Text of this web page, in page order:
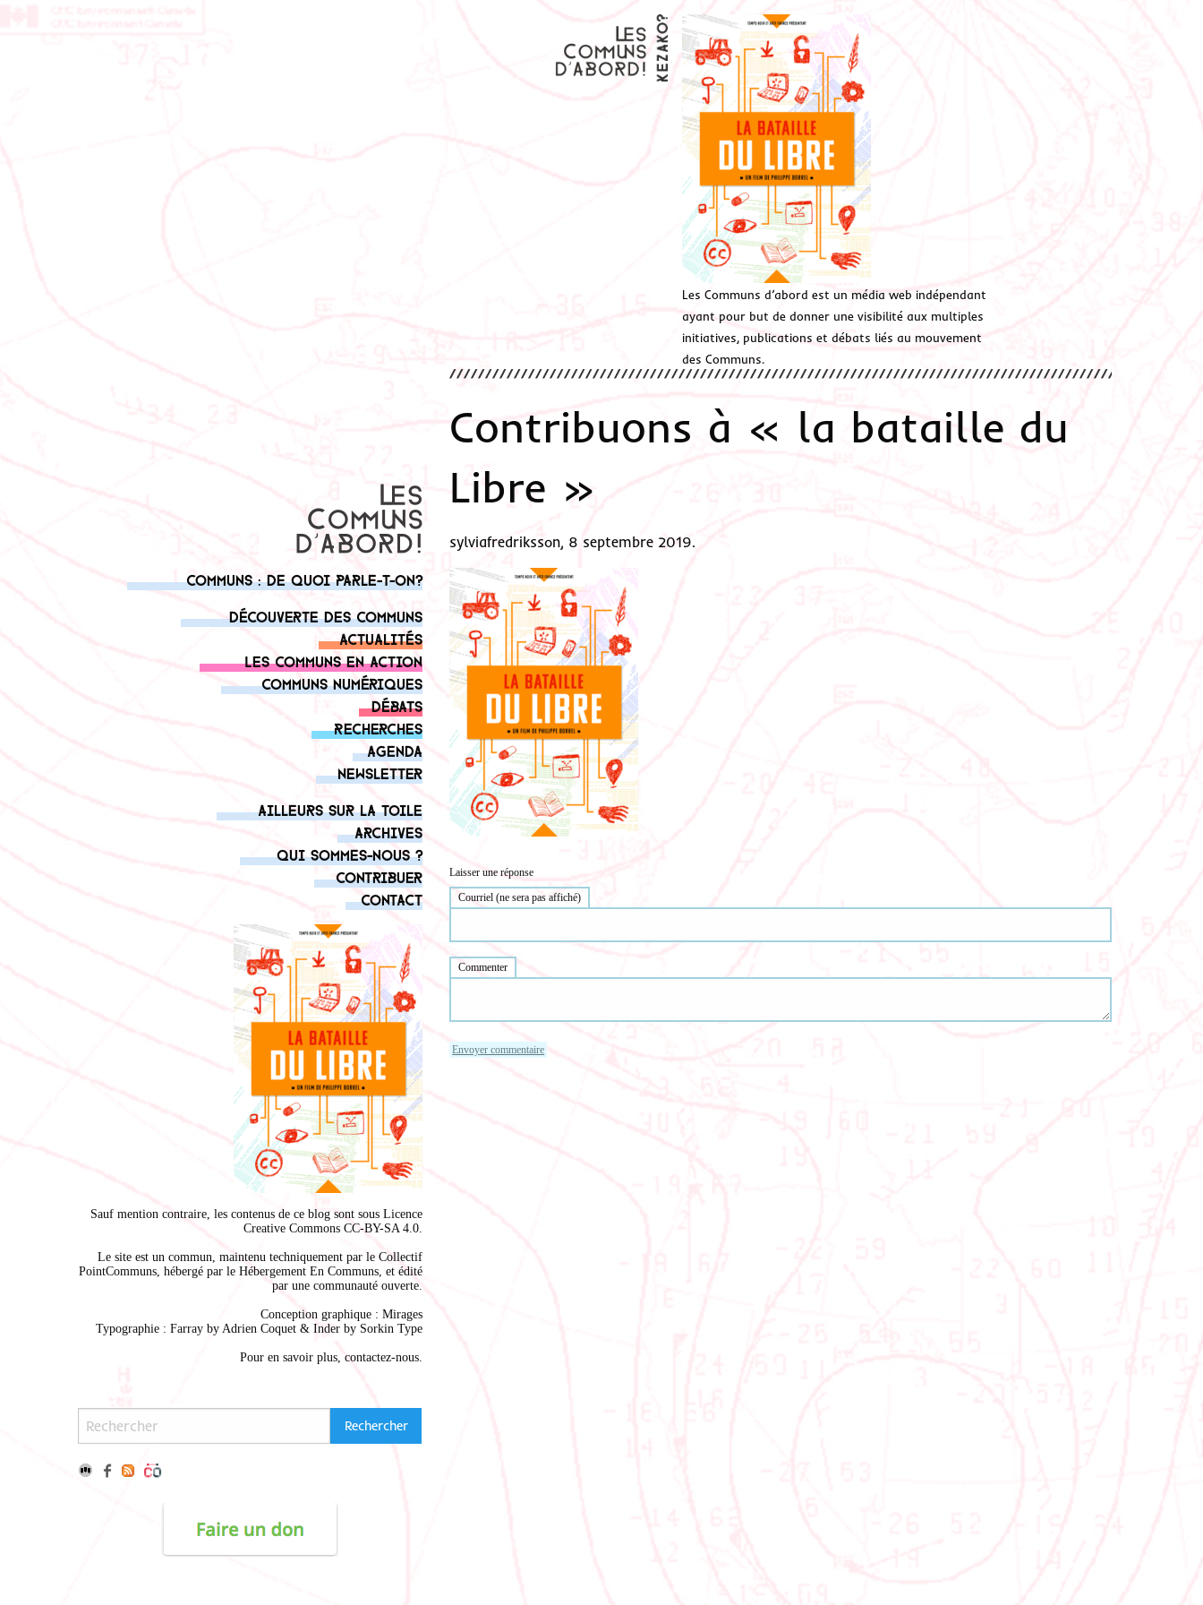
Les Communs d’abord est un média web indépendant
ayant pour but de donner une visibilité aux multiples
initiatives, publications et débats liés au mouvement
des Communs.
Communs : de quoi parle-t-on?
Découverte des communs
Actualités
Les communs en action
Communs numériques
Débats
Recherches
Agenda
Newsletter
Ailleurs sur la toile
Archives
Qui sommes-nous ?
Contribuer
Contact
Sauf mention contraire, les contenus de ce blog sont sous Licence
Creative Commons CC-BY-SA 4.0.
Le site est un commun, maintenu techniquement par le Collectif
PointCommuns, hébergé par le Hébergement En Communs, et édité
par une communauté ouverte.
Conception graphique : Mirages
Typographie : Farray by Adrien Coquet & Inder by Sorkin Type
Pour en savoir plus, contactez-nous.
Contribuons à « la bataille du
Libre »
sylviafredriksson, 8 septembre 2019.
Laisser une réponse
Courriel (ne sera pas affiché)
Commenter